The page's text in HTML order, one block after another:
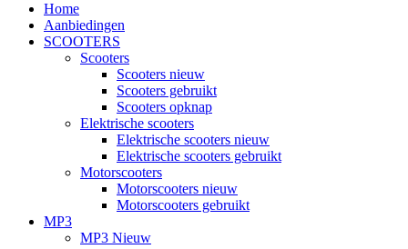
Home
Aanbiedingen
SCOOTERS
Scooters
Scooters nieuw
Scooters gebruikt
Scooters opknap
Elektrische scooters
Elektrische scooters nieuw
Elektrische scooters gebruikt
Motorscooters
Motorscooters nieuw
Motorscooters gebruikt
MP3
MP3 Nieuw